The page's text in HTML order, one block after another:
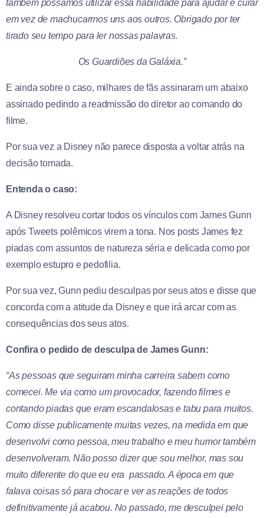
também possamos utilizar essa habilidade para ajudar e curar
em vez de machucarmos uns aos outros. Obrigado por ter
tirado seu tempo para ler nossas palavras.
Os Guardiões da Galáxia.”
E ainda sobre o caso, milhares de fãs assinaram um abaixo
assinado pedindo a readmissão do diretor ao comando do
filme.
Por sua vez a Disney não parece disposta a voltar atrás na
decisão tomada.
Entenda o caso:
A Disney resolveu cortar todos os vínculos com James Gunn
após Tweets polêmicos virem a tona. Nos posts James fez
piadas com assuntos de natureza séria e delicada como por
exemplo estupro e pedofilia.
Por sua vez, Gunn pediu desculpas por seus atos e disse que
concorda com a atitude da Disney e que irá arcar com as
consequências dos seus atos.
Confira o pedido de desculpa de James Gunn:
“As pessoas que seguiram minha carreira sabem como
comecei. Me via como um provocador, fazendo filmes e
contando piadas que eram escandalosas e tabu para muitos.
Como disse publicamente muitas vezes, na medida em que
desenvolvi como pessoa, meu trabalho e meu humor também
desenvolveram. Não posso dizer que sou melhor, mas sou
muito diferente do que eu era passado. A época em que
falava coisas só para chocar e ver as reações de todos
definitivamente já acabou. No passado, me desculpei pelo